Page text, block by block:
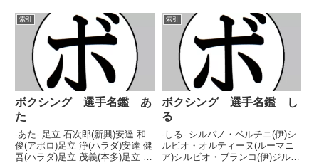
索引
ボクシング 選手名鑑 あ
た
-あた- 足立 石次郎(新興)安達 和
俊(アポロ)足立 浄(ハラダ)安達 健
吾(ハラダ)足立 茂義(本多)足立 誠
索引
ボクシング 選手名鑑 し
る
-しる- シルバノ・ベルチニ(伊)シ
ルビオ・オルティーヌ(ルーマニ
ア)シルビオ・ブランコ(伊)ジルベ